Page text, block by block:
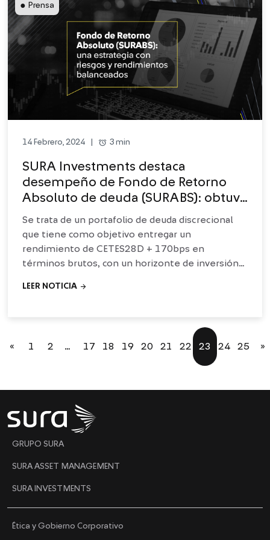
● Prensa
14 Febrero, 2024 alarm 3 min
SURA Investments destaca
desempeño de Fondo de Retorno
Absoluto de deuda (SURABS): obtuvo
rendimientos de más de un 27% en
dos años
Se trata de un portafolio de deuda discrecional
que tiene como objetivo entregar un
rendimiento de CETES28D + 170bps en
términos brutos, con un horizonte de inversión
LEER NOTICIA arrow_forward
« 1 2 … 17 18 19 20 21 22 23 24 25 »
GRUPO SURA
SURA ASSET MANAGEMENT
SURA INVESTMENTS
Ética y Gobierno Corporativo